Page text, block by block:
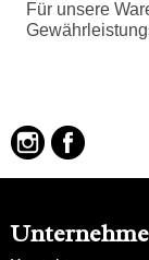
Für unsere